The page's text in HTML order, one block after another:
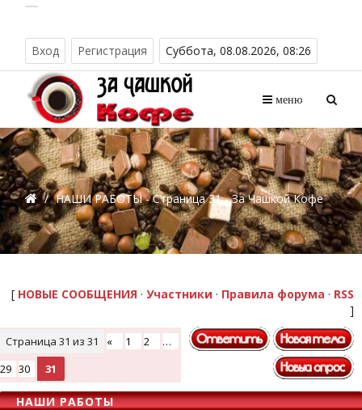
Вход Регистрация Суббота, 08.08.2026, 08:26
меню
/ НАШИ РАБОТЫ - Страница 31 - За Чашкой Кофе
[ НОВЫЕ СООБЩЕНИЯ · Участники · Правила форума · RSS
]
Страница 31 из 31 « 1 2
…
29 30 31
НАШИ РАБОТЫ